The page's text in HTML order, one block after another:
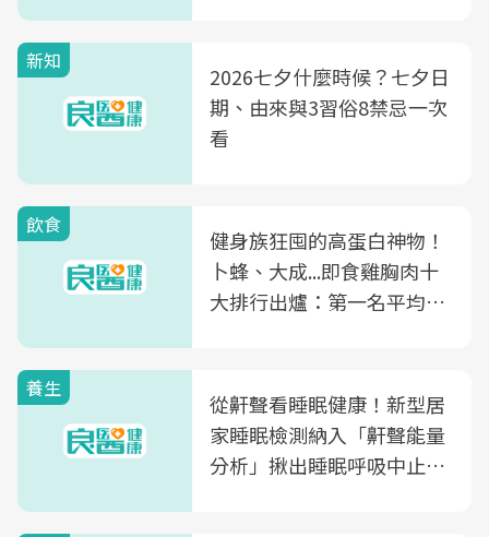
新知
2026七夕什麼時候？七夕日
期、由來與3習俗8禁忌一次
看
飲食
健身族狂囤的高蛋白神物！
卜蜂、大成...即食雞胸肉十
大排行出爐：第一名平均一
養生
從鼾聲看睡眠健康！新型居
家睡眠檢測納入「鼾聲能量
分析」揪出睡眠呼吸中止症